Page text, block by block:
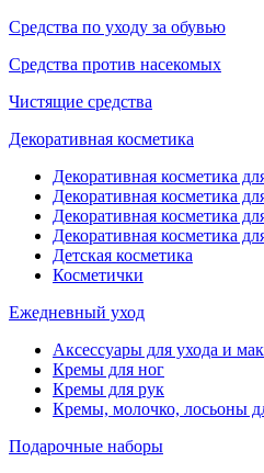
Средства по уходу за обувью
Средства против насекомых
Чистящие средства
Декоративная косметика
Декоративная косметика
Декоративная косметика
Декоративная косметика
Декоративная косметика
Детская косметика
Косметички
Ежедневный уход
Аксессуары для ухода и
Кремы для ног
Кремы для рук
Кремы, молочко, лосьоны
Подарочные наборы